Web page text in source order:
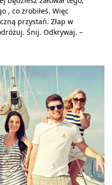
, co zrobiłeś. Więc
przystań. Złap w
Śnij. Odkrywaj. –